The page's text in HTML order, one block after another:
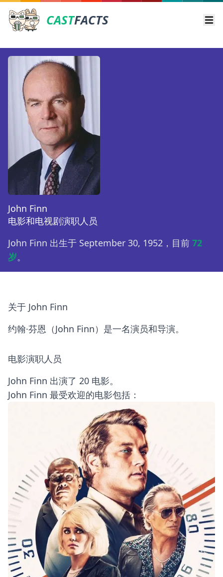
CASTFACTS
John Finn
电影和电视剧演职人员
John Finn 出生于 September 30, 1952，目前 72
岁。
关于 John Finn
约翰·芬恩（John Finn）是一名演员和导演。
电影演职人员
John Finn 出演了 20 电影。
John Finn 最受欢迎的电影包括：